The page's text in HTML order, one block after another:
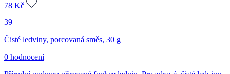
78 Kč
39
Čisté ledviny, porcovaná směs, 30 g
0 hodnocení